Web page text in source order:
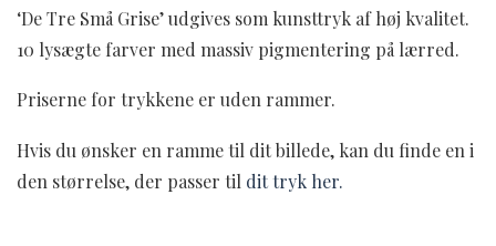
‘De Tre Små Grise’ udgives som kunsttryk af høj kvalitet.
10 lysægte farver med massiv pigmentering på lærred.
Priserne for trykkene er uden rammer.
Hvis du ønsker en ramme til dit billede, kan du finde en i
den størrelse, der passer til dit tryk her.